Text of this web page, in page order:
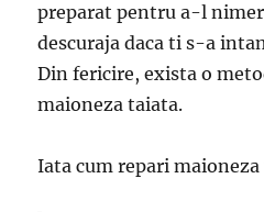
preparat pentru a-l
descuraja daca ti s-a
Din fericire, exista o
maioneza taiata.
Iata cum repari